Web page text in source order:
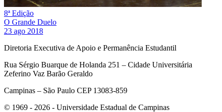
8ª Edição
O Grande Duelo
23 ago 2018
Diretoria Executiva de Apoio e Permanência Estudantil
Rua Sérgio Buarque de Holanda 251 – Cidade Universitária
Zeferino Vaz Barão Geraldo
Campinas – São Paulo CEP 13083-859
© 1969 - 2026 - Universidade Estadual de Campinas